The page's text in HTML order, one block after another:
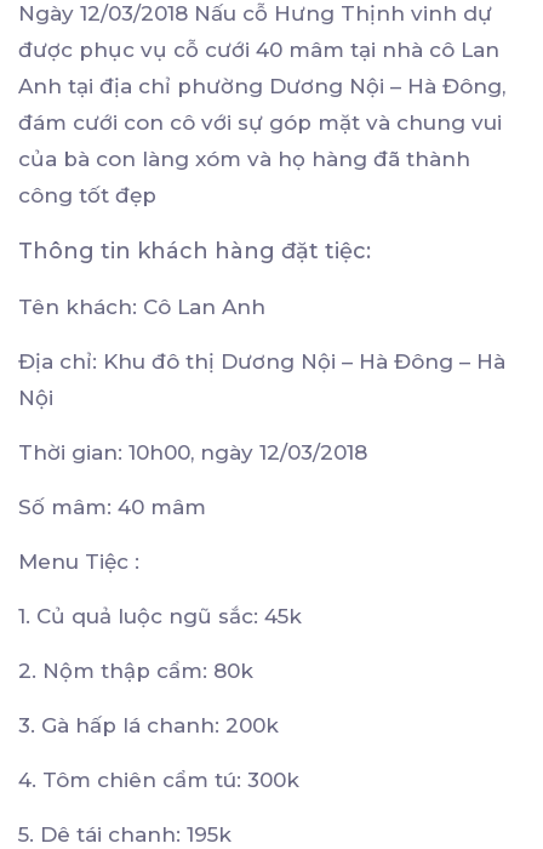
Ngày 12/03/2018 Nấu cỗ Hưng Thịnh vinh dự
được phục vụ cỗ cưới 40 mâm tại nhà cô Lan
Anh tại địa chỉ phường Dương Nội – Hà Đông,
đám cưới con cô với sự góp mặt và chung vui
của bà con làng xóm và họ hàng đã thành
công tốt đẹp
Thông tin khách hàng đặt tiệc:
Tên khách: Cô Lan Anh
Địa chỉ: Khu đô thị Dương Nội – Hà Đông – Hà
Nội
Thời gian: 10h00, ngày 12/03/2018
Số mâm: 40 mâm
Menu Tiệc :
1. Củ quả luộc ngũ sắc: 45k
2. Nộm thập cẩm: 80k
3. Gà hấp lá chanh: 200k
4. Tôm chiên cẩm tú: 300k
5. Dê tái chanh: 195k